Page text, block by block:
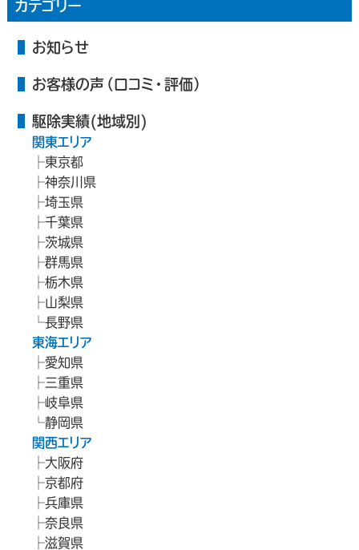
カテゴリー
お知らせ
お客様の声（口コミ・評価）
駆除実績(地域別)
関東エリア
東京都
神奈川県
埼玉県
千葉県
茨城県
群馬県
栃木県
山梨県
長野県
東海エリア
愛知県
三重県
岐阜県
静岡県
関西エリア
大阪府
京都府
兵庫県
奈良県
滋賀県